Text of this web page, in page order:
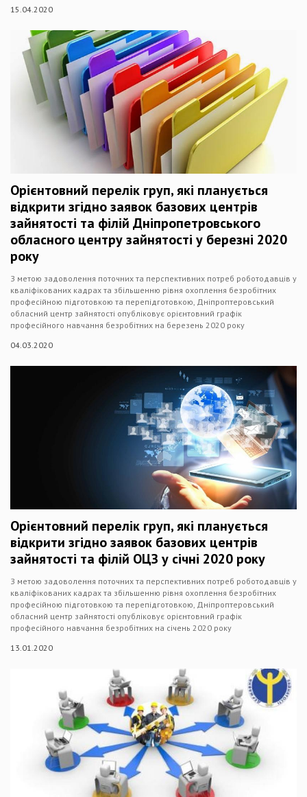
15.04.2020
Орієнтовний перелік груп, які планується
відкрити згідно заявок базових центрів
зайнятості та філій Дніпропетровського
обласного центру зайнятості у березні 2020
року
З метою задоволення поточних та перспективних потреб роботодавців у
кваліфікованих кадрах та збільшенню рівня охоплення безробітних
професійною підготовкою та перепідготовкою, Дніпроптеровський
обласний центр зайнятості опубліковує орієнтовний графік
професійного навчання безробітних на березень 2020 року
04.03.2020
Орієнтовний перелік груп, які планується
відкрити згідно заявок базових центрів
зайнятості та філій ОЦЗ у січні 2020 року
З метою задоволення поточних та перспективних потреб роботодавців у
кваліфікованих кадрах та збільшенню рівня охоплення безробітних
професійною підготовкою та перепідготовкою, Дніпроптеровський
обласний центр зайнятості опубліковує орієнтовний графік
професійного навчання безробітних на січень 2020 року
13.01.2020